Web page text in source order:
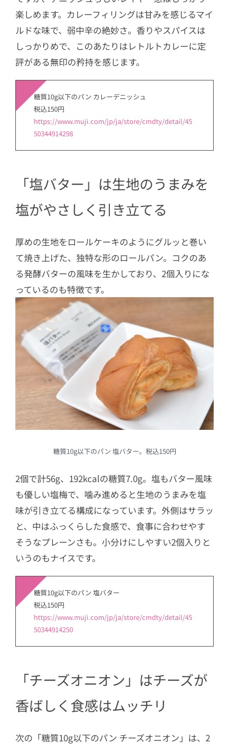
楽しめます。カレーフィリングは甘みを感じるマイ
ルドな味で、弱中辛の絶妙さ。香りやスパイスは
しっかりめで、このあたりはレトルトカレーに定
評がある無印の矜持を感じます。
糖質10g以下のパン カレーデニッシュ
税込150円
https://www.muji.com/jp/ja/store/cmdty/detail/45
50344914298
「塩バター」は生地のうまみを
塩がやさしく引き立てる
厚めの生地をロールケーキのようにグルッと巻い
て焼き上げた、独特な形のロールパン。コクのあ
る発酵バターの風味を生かしており、2個入りにな
っているのも特徴です。
糖質10g以下のパン 塩バター。税込150円
2個で計56g、192kcalの糖質7.0g。塩もバター風味
も優しい塩梅で、噛み進めると生地のうまみを塩
味が引き立てる構成になっています。外側はサラッ
と、中はふっくらした食感で、食事に合わせやす
そうなプレーンさも。小分けにしやすい2個入りと
いうのもナイスです。
糖質10g以下のパン 塩バター
税込150円
https://www.muji.com/jp/ja/store/cmdty/detail/45
50344914250
「チーズオニオン」はチーズが
香ばしく食感はムッチリ
次の「糖質10g以下のパン チーズオニオン」は、2